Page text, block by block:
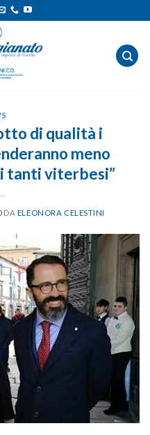
di qualità i
meno
tanti viterbesi”
DA ELEONORA CELESTINI